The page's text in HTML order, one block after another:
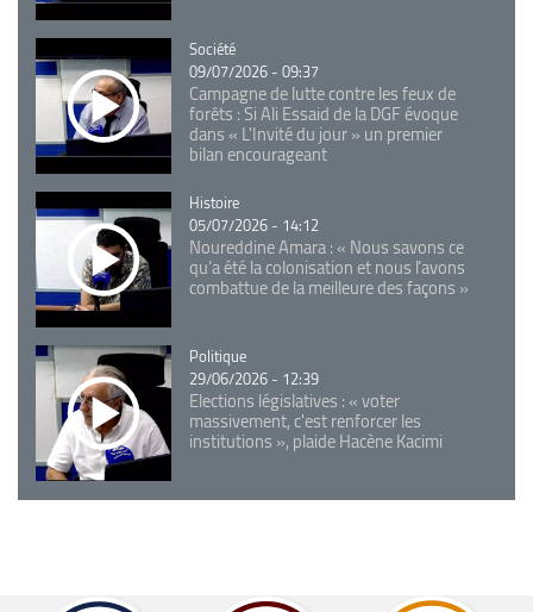
Catégorie
Société
09/07/2026 - 09:37
Campagne de lutte contre les feux de
forêts : Si Ali Essaid de la DGF évoque
dans « L'Invité du jour » un premier
bilan encourageant
Catégorie
Histoire
05/07/2026 - 14:12
Noureddine Amara : « Nous savons ce
qu’a été la colonisation et nous l’avons
combattue de la meilleure des façons »
Catégorie
Politique
29/06/2026 - 12:39
Elections législatives : « voter
massivement, c'est renforcer les
institutions », plaide Hacène Kacimi